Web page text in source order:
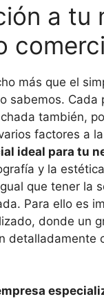
a tu
más que el
sabemos. Cada
también,
factores a
ideal para tu
y la
que tener la
Para ello es
donde un
detalladamente